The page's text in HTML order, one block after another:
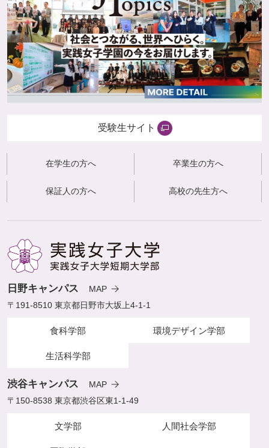
受験生サイト
在学生の方へ 卒業生の方へ
保証人の方へ 高校の先生方へ
日野キャンパス
MAP
〒191-8510 東京都日野市大坂上4-1-1
食科学部 環境デザイン学部
生活科学部
渋谷キャンパス
MAP
〒150-8538 東京都渋谷区東1-1-49
文学部 人間社会学部